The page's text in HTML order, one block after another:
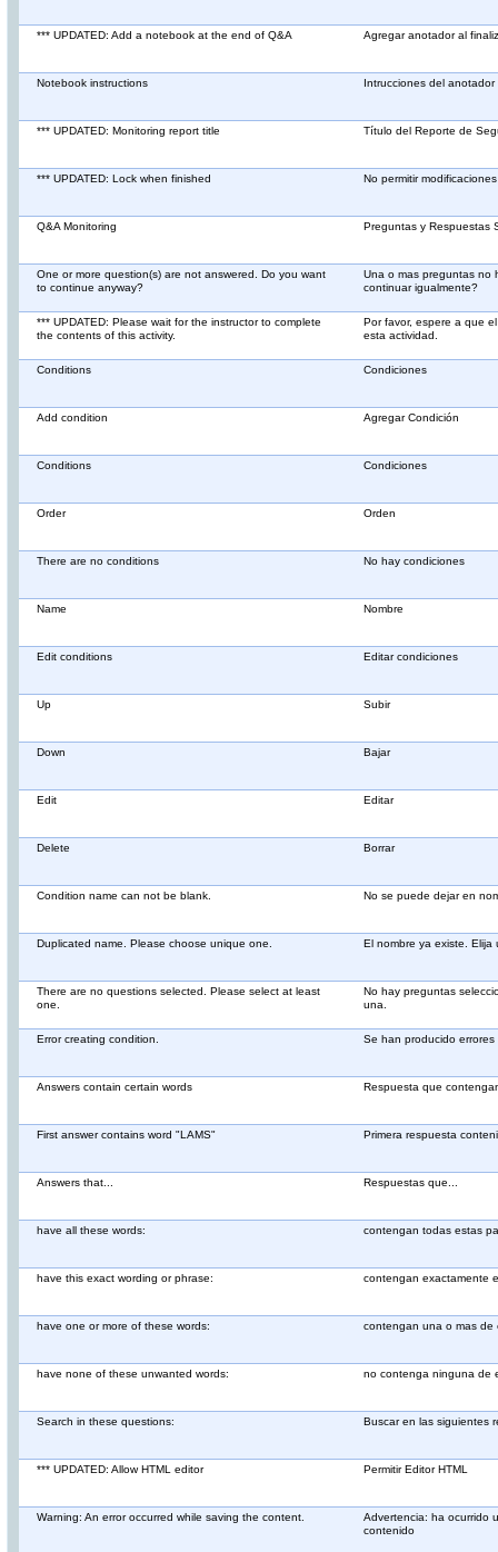
*** UPDATED: Add a notebook at the end of Q&A Agregar anotador al
Notebook instructions Intrucciones del anotador
*** UPDATED: Monitoring report title Título del Reporte de
*** UPDATED: Lock when finished No permitir
Q&A Monitoring Preguntas y Respuestas
One or more question(s) are not answered. Do you want
to continue anyway?
Una o mas preguntas no
continuar igualmente?
*** UPDATED: Please wait for the instructor to complete
the contents of this activity.
Por favor, espere a que
esta actividad.
Conditions Condiciones
Add condition Agregar Condición
Conditions Condiciones
Order Orden
There are no conditions No hay condiciones
Name Nombre
Edit conditions Editar condiciones
Up Subir
Down Bajar
Edit Editar
Delete Borrar
Condition name can not be blank. No se puede dejar en
Duplicated name. Please choose unique one. El nombre ya existe. Elija
There are no questions selected. Please select at least
one.
No hay preguntas
una.
Error creating condition. Se han producido
Answers contain certain words Respuesta que
First answer contains word "LAMS" Primera respuesta
Answers that... Respuestas que...
have all these words: contengan todas estas
have this exact wording or phrase: contengan exactamente
have one or more of these words: contengan una o mas de
have none of these unwanted words: no contenga ninguna de
Search in these questions: Buscar en las siguientes
*** UPDATED: Allow HTML editor Permitir Editor HTML
Warning: An error occurred while saving the content.
Advertencia: ha ocurrido
contenido